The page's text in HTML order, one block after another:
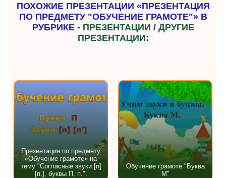
ПОХОЖИЕ ПРЕЗЕНТАЦИИ «ПРЕЗЕНТАЦИЯ
ПО ПРЕДМЕТУ "ОБУЧЕНИЕ ГРАМОТЕ"» В
РУБРИКЕ - ПРЕЗЕНТАЦИИ / ДРУГИЕ
ПРЕЗЕНТАЦИИ:
Презентация по предмету
«Обучение грамоте» на
тему "Согласные звуки [п]
[п,], буквы П, п.".
Обучение грамоте "Буква
М"